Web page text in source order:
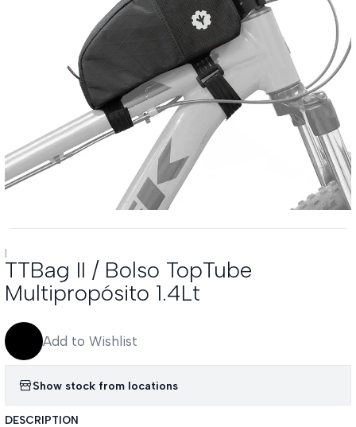
|
TTBag II / Bolso TopTube
Multipropósito 1.4Lt
Add to Wishlist
Show stock from locations
DESCRIPTION